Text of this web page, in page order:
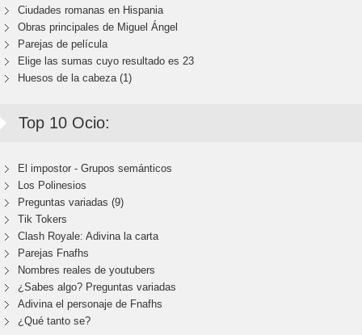
Ciudades romanas en Hispania
Obras principales de Miguel Ángel
Parejas de película
Elige las sumas cuyo resultado es 23
Huesos de la cabeza (1)
Top 10 Ocio:
El impostor - Grupos semánticos
Los Polinesios
Preguntas variadas (9)
Tik Tokers
Clash Royale: Adivina la carta
Parejas Fnafhs
Nombres reales de youtubers
¿Sabes algo? Preguntas variadas
Adivina el personaje de Fnafhs
¿Qué tanto se?